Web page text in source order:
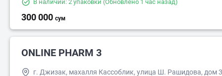
В наличии: 2 упаковки (Обновлено 1 час назад)
300 000 сум
ONLINE PHARM 3
г. Джизак, махалля Кассоблик, улица Ш. Рашидова, дом